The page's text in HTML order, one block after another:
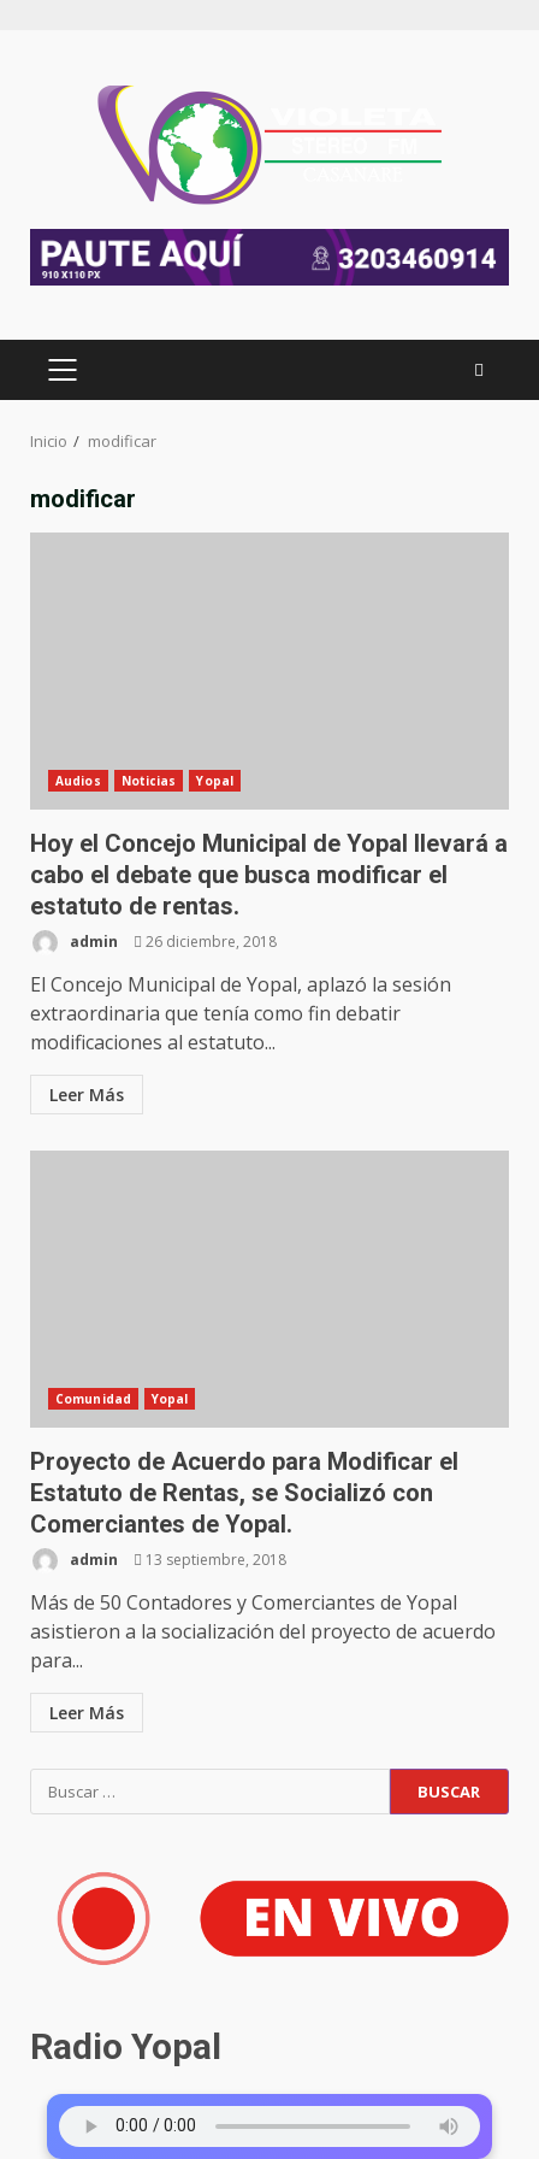
Inicio modificar
modificar
Audios Noticias Yopal
Hoy el Concejo Municipal de Yopal llevará a
cabo el debate que busca modificar el
estatuto de rentas.
admin 26 diciembre, 2018
El Concejo Municipal de Yopal, aplazó la sesión
extraordinaria que tenía como fin debatir
modificaciones al estatuto...
Leer Más
Comunidad Yopal
Proyecto de Acuerdo para Modificar el
Estatuto de Rentas, se Socializó con
Comerciantes de Yopal.
admin 13 septiembre, 2018
Más de 50 Contadores y Comerciantes de Yopal
asistieron a la socialización del proyecto de acuerdo
para...
Leer Más
Radio Yopal